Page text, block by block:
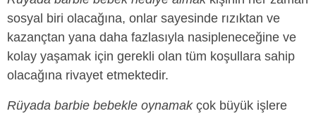
sosyal biri olacağına, onlar sayesinde rızıktan ve
kazançtan yana daha fazlasıyla nasipleneceğine ve
kolay yaşamak için gerekli olan tüm koşullara sahip
olacağına rivayet etmektedir.
Rüyada barbie bebekle oynamakçok büyük işlere